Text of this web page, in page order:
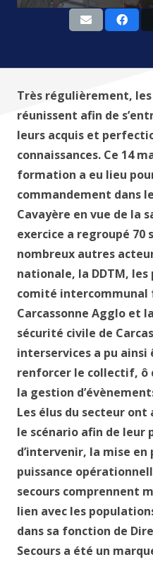
Très régulièrement, les
réunissent afin de
leurs acquis et
connaissances. Ce 14
formation a eu lieu
commandement dans
Cavayère en vue de la
exercice a regroupé 70
nombreux autres
nationale, la DDTM,
comité intercommunal
Carcassonne Agglo et
sécurité civile de
interservices a pu
renforcer le collectif, ô
la gestion
Les élus du secteur
le scénario afin de leur
d’intervenir, la mise en
puissance
secours comprennent
lien avec les
dans sa fonction de
Secours a été un